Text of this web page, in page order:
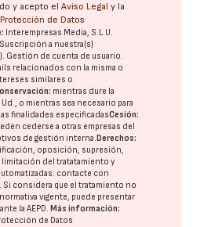
y acepto elAviso Legal y la
de Datos
Interempresas Media, S.L.U.
Suscripción a nuestra(s)
Gestión de cuenta de usuario.
relacionados con la misma o
similares o
mientras dure la
o mientras sea necesario para
las finalidades especificadasCesión:
cederse a otras empresas del
de gestión interna. Derechos:
oposición, supresión,
del tratatamiento y
contacte con
. Si considera que el tratamiento no
normativa vigente, puede presentar
laAEPD. Más información:
de Datos